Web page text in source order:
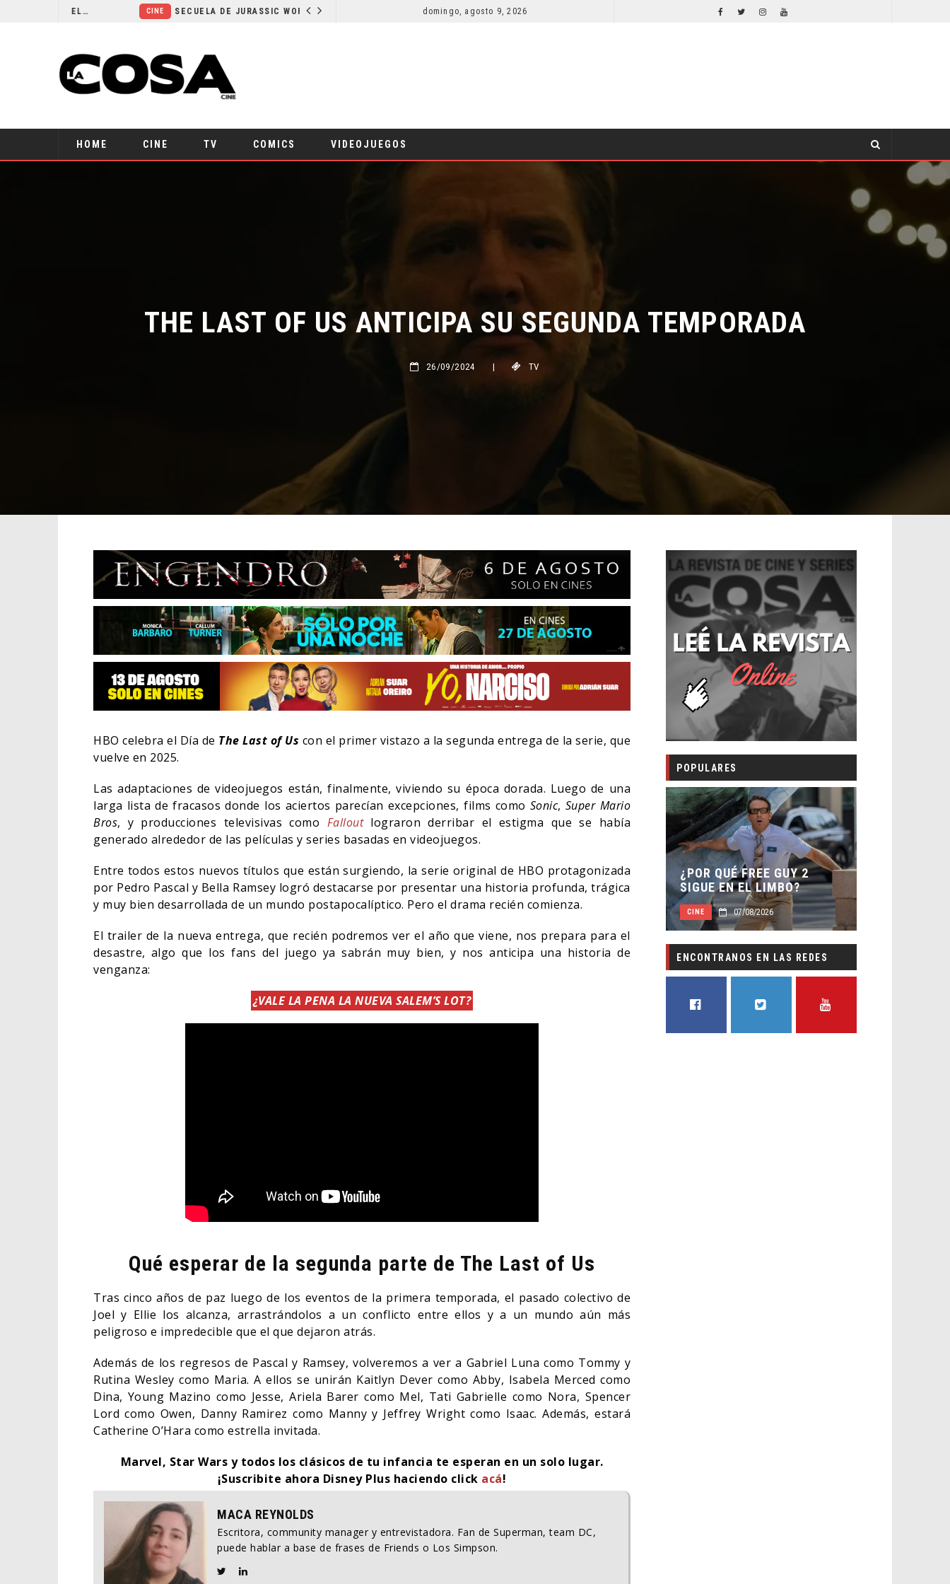
SECUELA DE JURASSIC WORLD REBIRTH PIERDE DIRECTOR EL LIVE-ACTION DE ZELDA ELIGE A SU VILLANO
domingo, agosto 9, 2026
HOME CINE TV COMICS VIDEOJUEGOS
THE LAST OF US ANTICIPA SU SEGUNDA TEMPORADA
HBO celebra el Día de The Last of Us con el primer vistazo a la segunda entrega de la serie, que
vuelve en 2025.
Las adaptaciones de videojuegos están, finalmente, viviendo su época dorada. Luego de una
larga lista de fracasos donde los aciertos parecían excepciones, films como Sonic, Super Mario
Bros, y producciones televisivas como Falloutlograron derribar el estigma que se había
generado alrededor de las películas y series basadas en videojuegos.
Entre todos estos nuevos títulos que están surgiendo, la serie original de HBO protagonizada
por Pedro Pascal y Bella Ramsey logró destacarse por presentar una historia profunda, trágica
y muy bien desarrollada de un mundo postapocalíptico. Pero el drama recién comienza.
El trailer de la nueva entrega, que recién podremos ver el año que viene, nos prepara para el
desastre, algo que los fans del juego ya sabrán muy bien, y nos anticipa una historia de
venganza:
¿VALE LA PENA LA NUEVA SALEM’S LOT?
Qué esperar de la segunda parte de The Last of Us
Tras cinco años de paz luego de los eventos de la primera temporada, el pasado colectivo de
Joel y Ellie los alcanza, arrastrándolos a un conflicto entre ellos y a un mundo aún más
peligroso e impredecible que el que dejaron atrás.
Además de los regresos de Pascal y Ramsey, volveremos a ver a Gabriel Luna como Tommy y
Rutina Wesley como Maria. A ellos se unirán Kaitlyn Dever como Abby, Isabela Merced como
Dina, Young Mazino como Jesse, Ariela Barer como Mel, Tati Gabrielle como Nora, Spencer
Lord como Owen, Danny Ramirez como Manny y Jeffrey Wright como Isaac. Además, estará
Catherine O’Hara como estrella invitada.
Marvel, Star Wars y todos los clásicos de tu infancia te esperan en un solo lugar.
¡Suscribite ahora Disney Plus haciendo click acá!
MACA REYNOLDS
Escritora, community manager y entrevistadora. Fan de Superman, team DC,
puede hablar a base de frases de Friends o Los Simpson.
POPULARES
EL LIVE-ACTION DE ZELDA
ELIGE A SU VILLANO
06/08/2026
ESTÁN ENTRE NOSOTROS –
TRAILER FINAL
06/08/2026
¿POR QUÉ FREE GUY 2
SIGUE EN EL LIMBO?
CINE 07/08/2026
ENCONTRANOS EN LAS REDES